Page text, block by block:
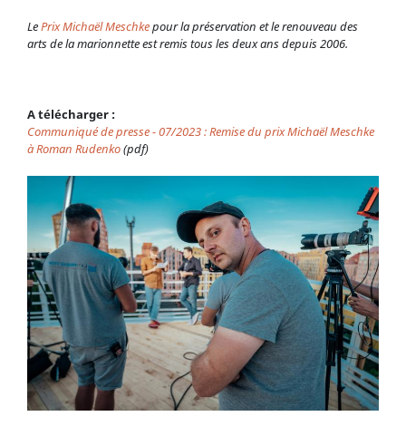
LePrix Michaël Meschkepour la préservation et le renouveau des
arts de la marionnette est remis tous les deux ans depuis 2006.
A télécharger :
Communiqué de presse - 07/2023 : Remise du prix Michaël Meschke
à Roman Rudenko(pdf)